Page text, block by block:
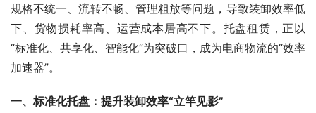
规格不统一、流转不畅、管理粗放等问题，导致装卸效率低
下、货物损耗率高、运营成本居高不下。托盘租赁，正以
“标准化、共享化、智能化”为突破口，成为电商物流的“效率
加速器”。
一、标准化托盘：提升装卸效率“立竿见影”